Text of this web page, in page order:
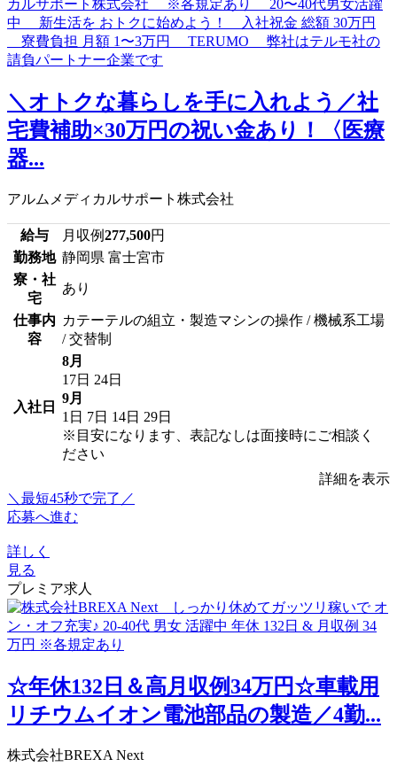
＼オトクな暮らしを手に入れよう／社
宅費補助×30万円の祝い金あり！〈医療
器...
アルムメディカルサポート株式会社
給与 月収例277,500円
勤務地 静岡県 富士宮市
寮・社
宅
あり
仕事内
容
カテーテルの組立・製造マシンの操作 / 機械系工場
/ 交替制
入社日
8月
17日 24日
9月
1日 7日 14日 29日
※目安になります、表記なしは面接時にご相談く
ださい
詳細を表示
＼最短45秒で完了／
応募へ進む
詳しく
見る
プレミア求人
☆年休132日＆高月収例34万円☆車載用
リチウムイオン電池部品の製造／4勤...
株式会社BREXA Next